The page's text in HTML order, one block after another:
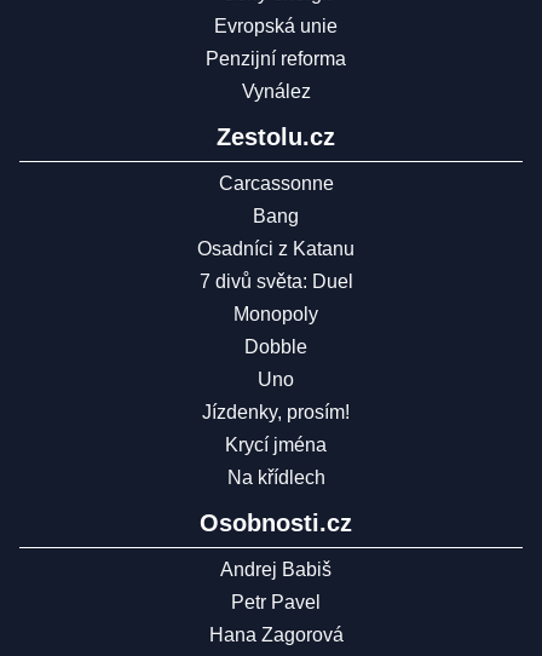
Evropská unie
Penzijní reforma
Vynález
Zestolu.cz
Carcassonne
Bang
Osadníci z Katanu
7 divů světa: Duel
Monopoly
Dobble
Uno
Jízdenky, prosím!
Krycí jména
Na křídlech
Osobnosti.cz
Andrej Babiš
Petr Pavel
Hana Zagorová